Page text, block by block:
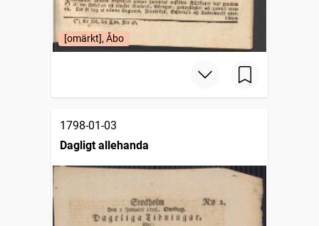
[omärkt], Åbo
1798-01-03
Dagligt allehanda